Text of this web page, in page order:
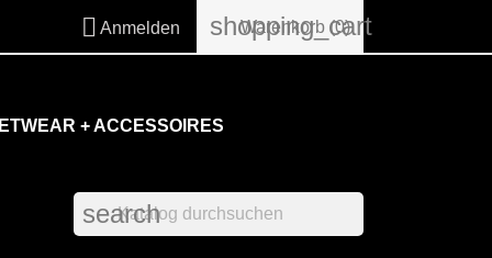
 Anmelden shopping_cart
Warenkorb (0)
+ ACCESSOIRES
search